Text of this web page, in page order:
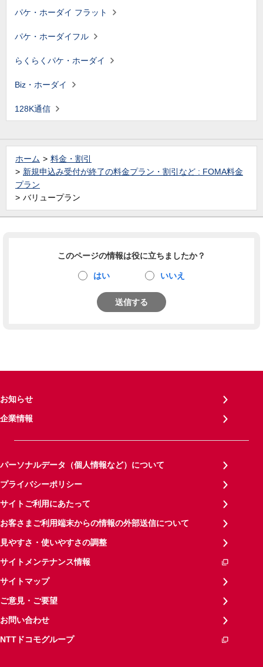
パケ・ホーダイ フラット
パケ・ホーダイフル
らくらくパケ・ホーダイ
Biz・ホーダイ
128K通信
ホーム
料金・割引
新規申込み受付が終了の料金プラン・割引など : FOMA料金
プラン
バリュープラン
このページの情報は役に立ちましたか？
はい いいえ
送信する
お知らせ
企業情報
パーソナルデータ（個人情報など）について
プライバシーポリシー
サイトご利用にあたって
お客さまご利用端末からの情報の外部送信について
見やすさ・使いやすさの調整
サイトメンテナンス情報
サイトマップ
ご意見・ご要望
お問い合わせ
NTTドコモグループ